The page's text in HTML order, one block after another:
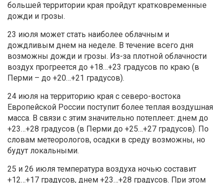
большей территории края пройдут кратковременные
дожди и грозы.
23 июля может стать наиболее облачным и
дождливым днем на неделе. В течение всего дня
возможны дожди и грозы. Из-за плотной облачности
воздух прогреется до +18…+23 градусов по краю (в
Перми – до +20…+21 градусов).
24 июля на территорию края с северо-востока
Европейской России поступит более теплая воздушная
масса. В связи с этим значительно потеплеет: днем до
+23…+28 градусов (в Перми до +25…+27 градусов). По
словам метеорологов, осадки в среду возможны, но
будут локальными.
25 и 26 июля температура воздуха ночью составит
+12…+17 градусов, днем +23…+28 градусов. При этом